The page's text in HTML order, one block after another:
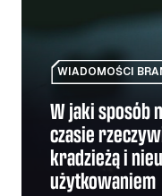
WIADOMOŚCI
W jaki sposób
czasie
kradzieżą i
użytkowaniem